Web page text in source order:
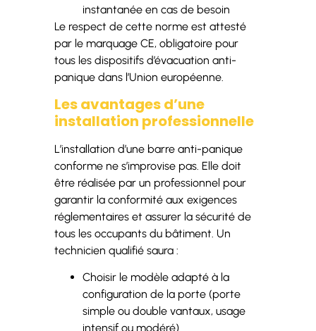
instantanée en cas de besoin
Le respect de cette norme est attesté
par le marquage CE, obligatoire pour
tous les dispositifs d’évacuation anti-
panique dans l’Union européenne.
Les avantages d’une
installation professionnelle
L’installation d’une barre anti-panique
conforme ne s’improvise pas. Elle doit
être réalisée par un professionnel pour
garantir la conformité aux exigences
réglementaires et assurer la sécurité de
tous les occupants du bâtiment. Un
technicien qualifié saura :
Choisir le modèle adapté à la
configuration de la porte (porte
simple ou double vantaux, usage
intensif ou modéré)